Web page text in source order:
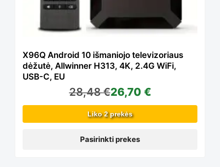
X96Q Android 10 išmaniojo televizoriaus
dėžutė, Allwinner H313, 4K, 2.4G WiFi,
USB-C, EU
28,48€26,70 €
Liko 2 prekės
Pasirinkti prekes
The
options
may
be